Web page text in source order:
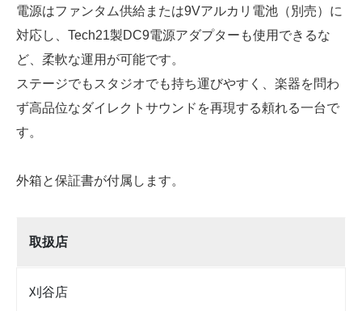
電源はファンタム供給または9Vアルカリ電池（別売）に
対応し、Tech21製DC9電源アダプターも使用できるな
ど、柔軟な運用が可能です。
ステージでもスタジオでも持ち運びやすく、楽器を問わ
ず高品位なダイレクトサウンドを再現する頼れる一台で
す。
外箱と保証書が付属します。
取扱店
刈谷店